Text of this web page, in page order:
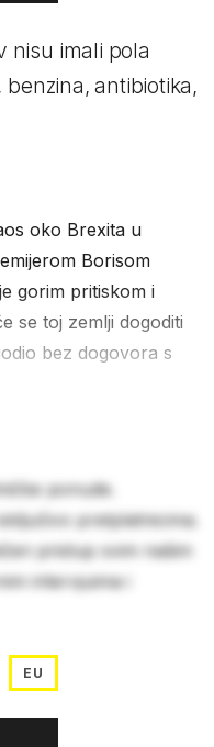
nisu imali pola
antibiotika,
oko Brexita u
Borisom
gorim pritiskom i
se toj zemlji dogoditi
bez dogovora s
ponude.
pretplatnicima.
pristup svim našim
intervjuima i
EU